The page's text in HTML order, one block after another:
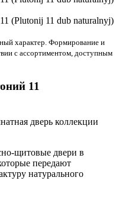
характер. Формирование и
с ассортиментом, доступным
11
дверь коллекции
щитовые двери в
передают
натурального